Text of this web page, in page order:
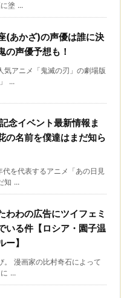
塗 ...
(あかざ)の声優は誰に決
の声優予想も！
アニメ「鬼滅の刃」の劇場版
...
念イベント最新情報ま
の名前を僕達はまだ知ら
を代表するアニメ「あの日見
知 ...
わわの広告にツイフェミ
いる件【ロシア・園子温
】
。 漫画家の比村奇石によって
...